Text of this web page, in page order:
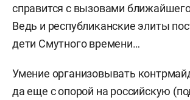
справится с вызовами
Ведь и республиканские элиты
дети Смутного времени…
Умение организовывать
да еще с опорой на российскую